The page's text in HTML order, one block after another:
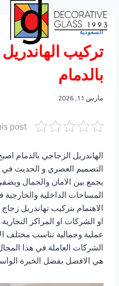
المحتوىالسعودية
تركيب
بالدمام
مارس 11, 2026
post
الهاندريل الزجاجي بالدمام
التصميم العصري و الحديث في
يجمع بين الامان والجمال
المساحات الداخلية والخارجية
الاهتمام بتركيب تهاندريل
او الشركات او المراكز
عملية وجمالية تناسب مختلف
الشركات العاملة في هذا
هي الافضل بفضل الخبرة